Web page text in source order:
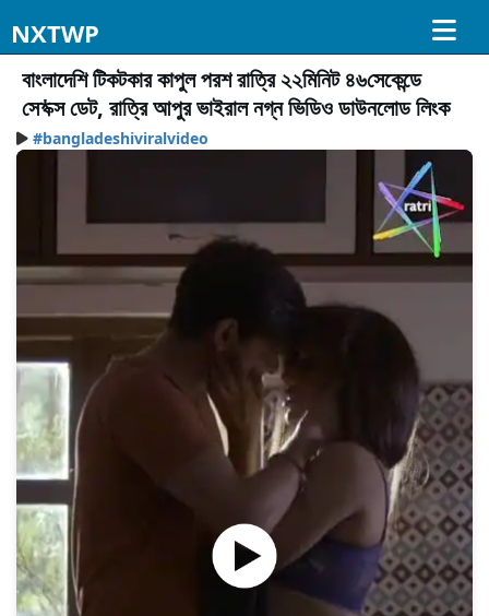
NXTWP
বাংলাদেশি টিকটকার কাপুল পরশ রাত্রি ২২মিনিট ৪৬সেকেন্ডে
সে*ক্স ডেট, রাত্রি আপুর ভাইরাল নগ্ন ভিডিও ডাউনলোড লিংক
#bangladeshiviralvideo